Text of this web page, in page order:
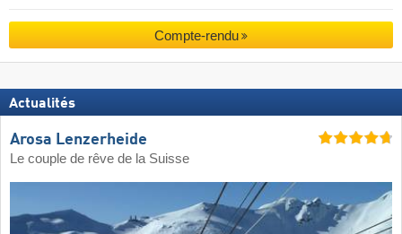
Compte-rendu
Actualités
Arosa Lenzerheide
Le couple de rêve de la Suisse